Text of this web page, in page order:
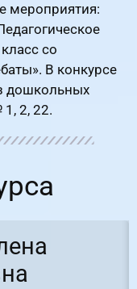
мероприятия:
со
В конкурсе
дошкольных
2, 22.